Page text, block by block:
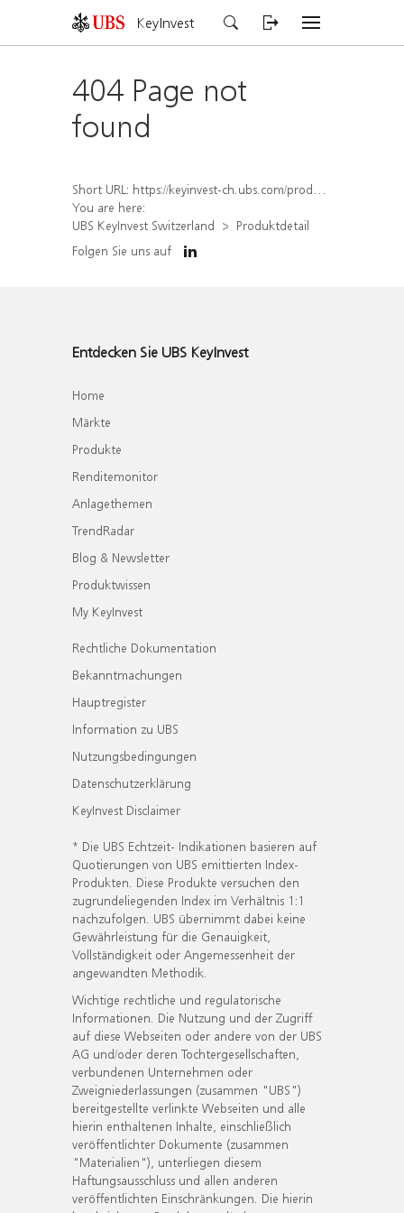
KeyInvest
404 Page not
found
Short URL: https://keyinvest-ch.ubs.com/produkt/detail/index/isin/CH1584640960
You are here:
UBS KeyInvest Switzerland
Produktdetail
Folgen Sie uns auf
Entdecken Sie UBS KeyInvest
Home
Märkte
Produkte
Renditemonitor
Anlagethemen
TrendRadar
Blog & Newsletter
Produktwissen
My KeyInvest
Rechtliche Dokumentation
Bekanntmachungen
Hauptregister
Information zu UBS
Nutzungsbedingungen
Datenschutzerklärung
KeyInvest Disclaimer
* Die UBS Echtzeit- Indikationen basieren auf
Quotierungen von UBS emittierten Index-
Produkten. Diese Produkte versuchen den
zugrundeliegenden Index im Verhältnis 1:1
nachzufolgen. UBS übernimmt dabei keine
Gewährleistung für die Genauigkeit,
Vollständigkeit oder Angemessenheit der
angewandten Methodik.
Wichtige rechtliche und regulatorische
Informationen. Die Nutzung und der Zugriff
auf diese Webseiten oder andere von der UBS
AG und/oder deren Tochtergesellschaften,
verbundenen Unternehmen oder
Zweigniederlassungen (zusammen "UBS")
bereitgestellte verlinkte Webseiten und alle
hierin enthaltenen Inhalte, einschließlich
veröffentlichter Dokumente (zusammen
"Materialien"), unterliegen diesem
Haftungsausschluss und allen anderen
veröffentlichten Einschränkungen. Die hierin